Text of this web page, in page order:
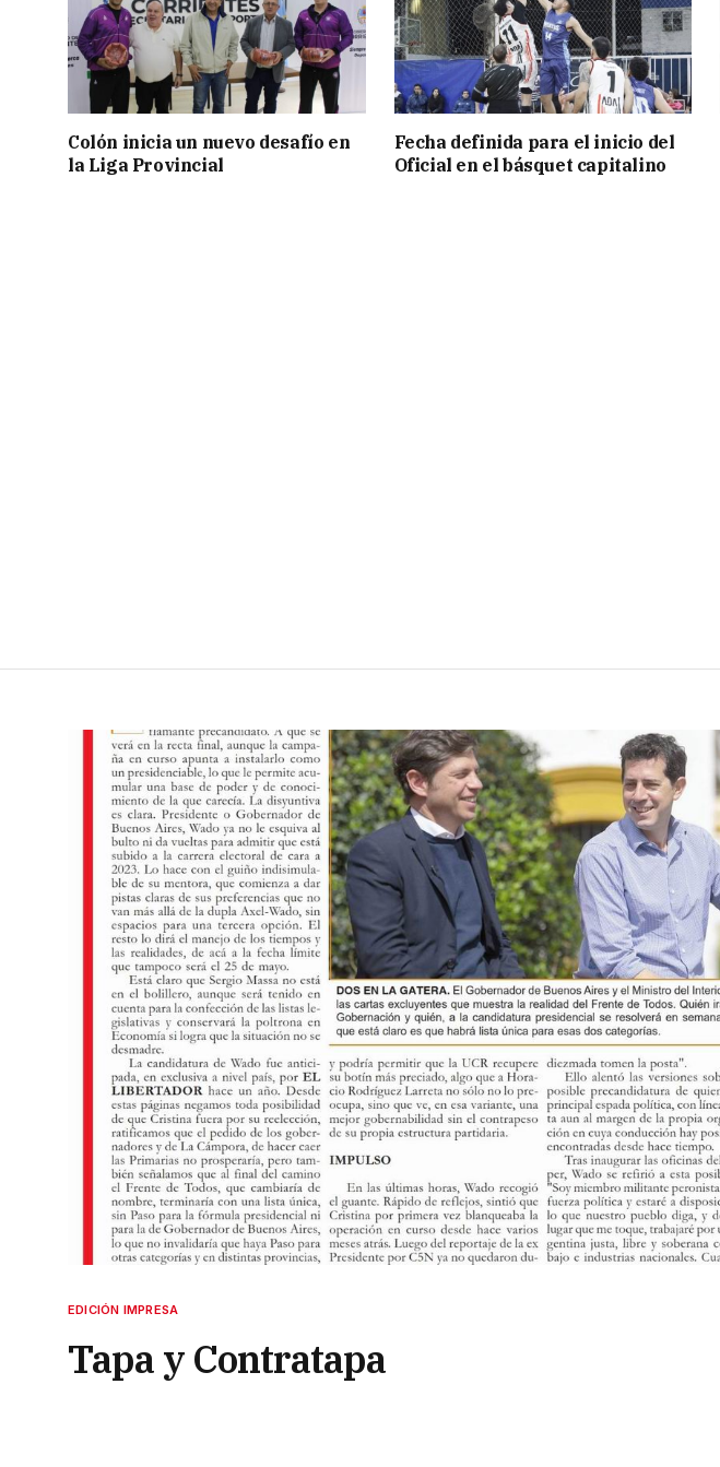
Colón inicia un nuevo desafío en
la Liga Provincial
Fecha definida para el inicio del
Oficial en el básquet capitalino
EDICIÓN IMPRESA
Tapa y Contratapa